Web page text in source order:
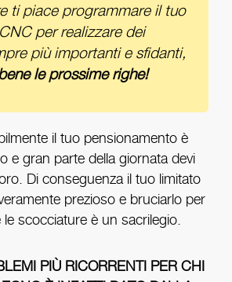
ti piace programmare il tuo
per realizzare dei
più importanti e sfidanti,
le prossime righe!
il tuo pensionamento è
e gran parte della giornata devi
Di conseguenza il tuo limitato
prezioso e bruciarlo per
scocciature è un sacrilegio.
PIÙ RICORRENTI PER CHI